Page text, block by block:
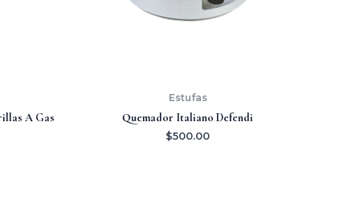
A Gas
Estufas
Quemador Italiano Defendi
$500.00